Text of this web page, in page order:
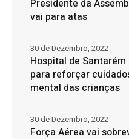
Presidente da
vai para atas
Hospital de
para reforçar
mental das crianças
30 de Dezembro, 2022
Força Aérea vai
30 de Dezembro, 2022